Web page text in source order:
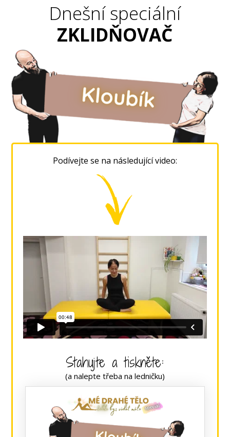
Dnešní speciální
ZKLIDŇOVAČ
Podívejte se na následující video:
Stahujte a tiskněte:
(a nalepte třeba na ledničku)